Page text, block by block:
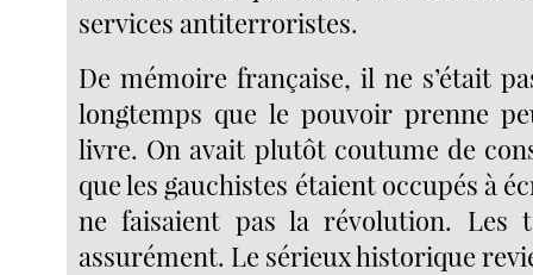
services antiterroristes.
De mémoire française, il ne s’était
longtemps que le pouvoir prenne
livre. On avait plutôt coutume de
que les gauchistes étaient occupés à
ne faisaient pas la révolution. Les
assurément. Le sérieux historique